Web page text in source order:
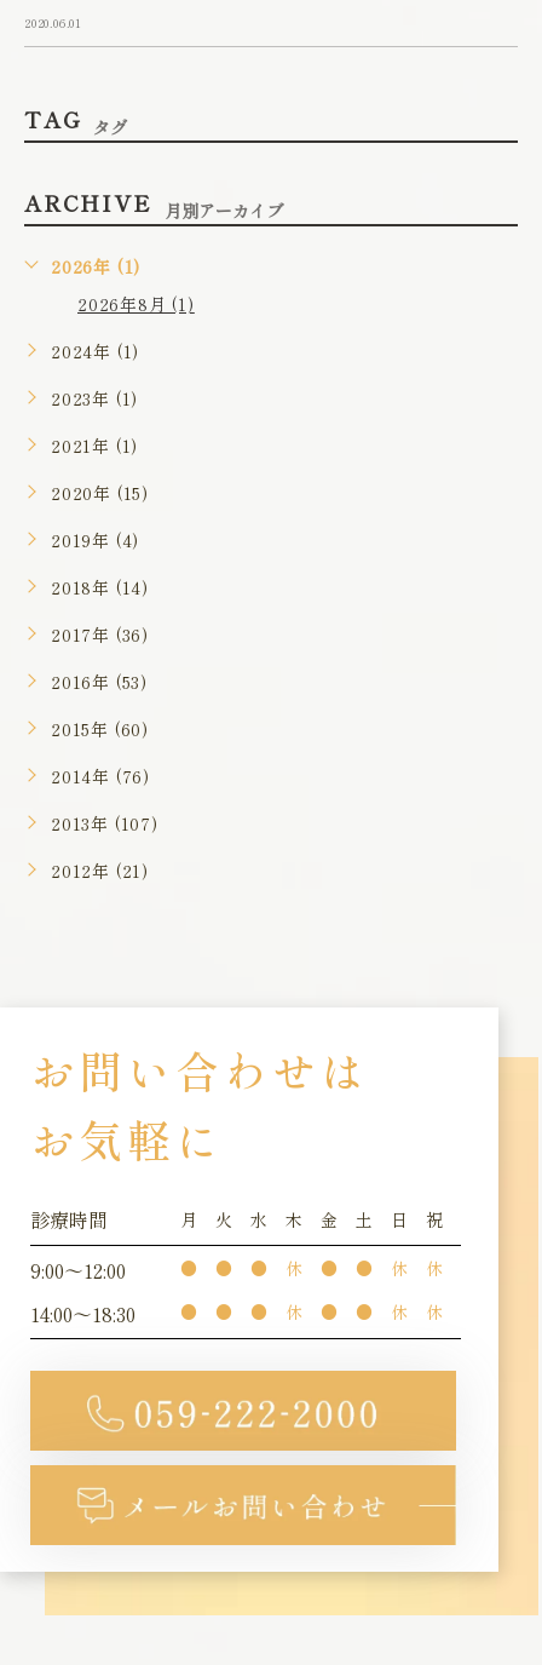
2020.06.01
TAG タグ
ARCHIVE 月別アーカイブ
2026年 (1)
2026年8月 (1)
2024年 (1)
2023年 (1)
2021年 (1)
2020年 (15)
2019年 (4)
2018年 (14)
2017年 (36)
2016年 (53)
2015年 (60)
2014年 (76)
2013年 (107)
2012年 (21)
お問い合わせは
お気軽に
診療時間 月 火 水 木 金 土 日 祝
9:00～12:00 ● ● ● 休 ● ● 休 休
14:00～18:30 ● ● ● 休 ● ● 休 休